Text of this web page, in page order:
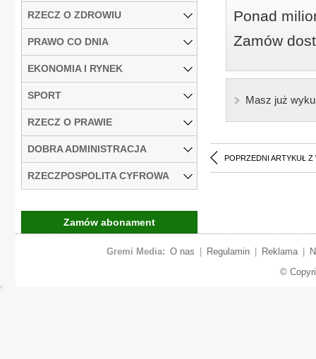
Ponad
Zamów
Masz już
POPRZEDNI ARTYKUŁ Z
RZECZ O ZDROWIU
PRAWO CO DNIA
EKONOMIA I RYNEK
SPORT
RZECZ O PRAWIE
DOBRA ADMINISTRACJA
RZECZPOSPOLITA CYFROWA
Zamów abonament
Gremi Media: O nas Regulamin Reklama
©